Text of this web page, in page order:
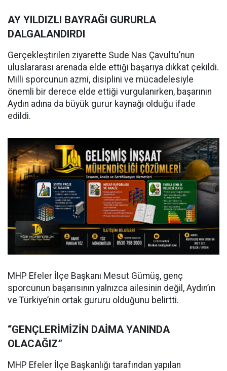
AY YILDIZLI BAYRAĞI GURURLA
DALGALANDIRDI
Gerçekleştirilen ziyarette Sude Nas Çavultu’nun
uluslararası arenada elde ettiği başarıya dikkat çekildi.
Milli sporcunun azmi, disiplini ve mücadelesiyle
önemli bir derece elde ettiği vurgulanırken, başarının
Aydın adına da büyük gurur kaynağı olduğu ifade
edildi.
MHP Efeler İlçe Başkanı Mesut Gümüş, genç
sporcunun başarısının yalnızca ailesinin değil, Aydın’ın
ve Türkiye’nin ortak gururu olduğunu belirtti.
“GENÇLERİMİZİN DAİMA YANINDA
OLACAĞIZ”
MHP Efeler İlçe Başkanlığı tarafından yapılan